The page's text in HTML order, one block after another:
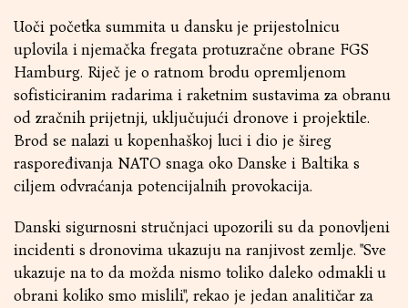
Uoči početka summita u dansku je prijestolnicu
uplovila i njemačka fregata protuzračne obrane FGS
Hamburg. Riječ je o ratnom brodu opremljenom
sofisticiranim radarima i raketnim sustavima za obranu
od zračnih prijetnji, uključujući dronove i projektile.
Brod se nalazi u kopenhaškoj luci i dio je šireg
raspoređivanja NATO snaga oko Danske i Baltika s
ciljem odvraćanja potencijalnih provokacija.
Danski sigurnosni stručnjaci upozorili su da ponovljeni
incidenti s dronovima ukazuju na ranjivost zemlje. "Sve
ukazuje na to da možda nismo toliko daleko odmakli u
obrani koliko smo mislili", rekao je jedan analitičar za